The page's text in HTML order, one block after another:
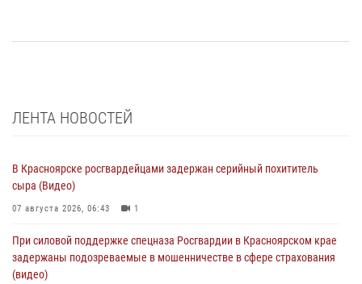
ЛЕНТА НОВОСТЕЙ
В Красноярске росгвардейцами задержан серийный похититель
сыра (Видео)
07 августа 2026, 06:43 1
При силовой поддержке спецназа Росгвардии в Красноярском крае
задержаны подозреваемые в мошенничестве в сфере страхования
(видео)